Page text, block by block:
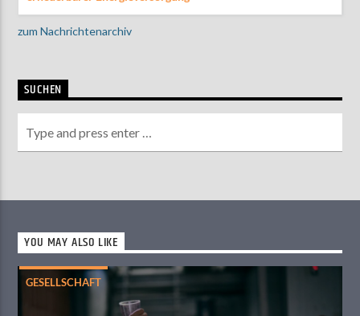
zum Nachrichtenarchiv
SUCHEN
YOU MAY ALSO LIKE
GESELLSCHAFT